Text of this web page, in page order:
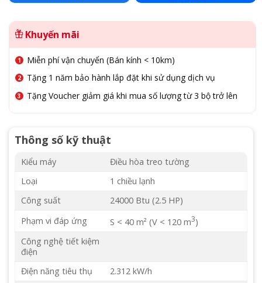
Khuyến mãi
Miễn phí vận chuyển (Bán kính < 10km)
Tặng 1 năm bảo hành lắp đặt khi sử dụng dịch vụ
Tặng Voucher giảm giá khi mua số lượng từ 3 bộ trở lên
Thông số kỹ thuật
Kiểu máy
Điều hòa treo tường
Loại
1 chiều lạnh
Công suất
24000 Btu (2.5 HP)
Phạm vi đáp ứng
S < 40 m² (V < 120 m3)
Công nghệ tiết kiệm
điện
Điện năng tiêu thụ
2.312 kW/h